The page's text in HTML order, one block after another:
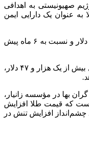
صهیونیستی به اهدافی
عنوان یک دارایی ایمن
قیمت کنونی نسبت به یک ماه پیش ۱۵۵ دلار و نسبت به ۶ ماه پیش
این قیمت همچنین نسبت به یک سال قبل بیش از یک هزار و ۴۷ دلار،
گران بها در مؤسسه زانیار ،
که قیمت طلا افزایش
چشم‌انداز افزایش تنش در